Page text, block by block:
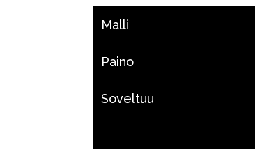
Malli
Paino
Soveltuu